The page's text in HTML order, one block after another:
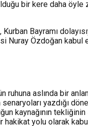
bir kere daha öyle
Bayramı
Nuray Özdoğan kabul
ruhuna aslında bir
yazdığı
kaynağının
hakikat yolu olarak